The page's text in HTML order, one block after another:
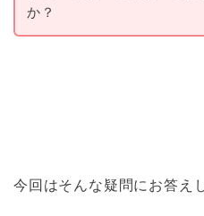
か？
今回はそんな疑問にお答え